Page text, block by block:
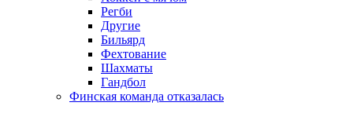
Регби
Другие
Бильярд
Фехтование
Шахматы
Гандбол
Финская команда отказалась